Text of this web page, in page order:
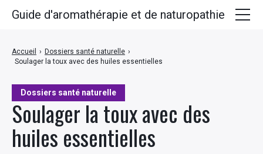
Dossiers santé naturelle
Soulager la toux avec des
huiles essentielles
Accueil › Dossiers santé naturelle ›
Soulager la toux avec des huiles essentielles
Guide d'aromathérapie et de naturopathie
Plantes médicinales
Huiles végétales
Hydrolats
Recettes